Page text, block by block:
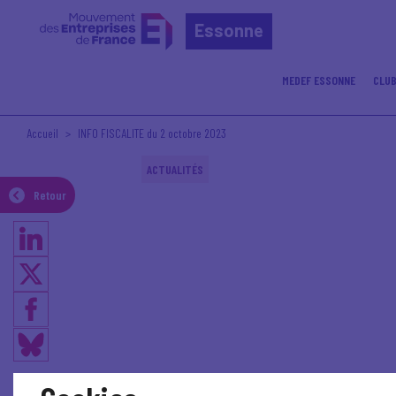
Essonne
MEDEF ESSONNE
Retour
Accueil INFO FISCALITE du 2 octobre 2023
ACTUALITÉS